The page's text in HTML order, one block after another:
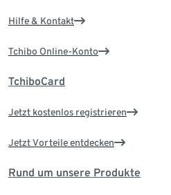
Hilfe & Kontakt
Tchibo Online-Konto
TchiboCard
Jetzt kostenlos registrieren
Jetzt Vorteile entdecken
Rund um unsere Produkte